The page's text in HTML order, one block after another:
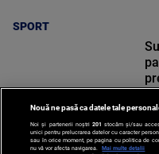
SPORT
Nouă ne pasă ca datele tale
Noi și partenerii noștri 201 stocăm și/sau
unici pentru prelucrarea datelor cu caracter
sau în orice moment, pe pagina cu politica de
nu vă vor afecta navigarea.
Mai multe detalii